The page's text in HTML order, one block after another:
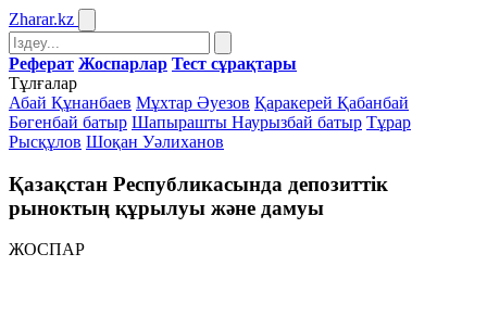
Zharar.kz
Реферат Жоспарлар Тест сұрақтары
Тұлғалар
Абай Құнанбаев Мұхтар Әуезов Қаракерей Қабанбай
Бөгенбай батыр Шапырашты Наурызбай батыр Тұрар
Рысқұлов Шоқан Уәлиханов
Қазақстан Республикасында депозиттік
рыноктың құрылуы және дамуы
ЖОСПАР